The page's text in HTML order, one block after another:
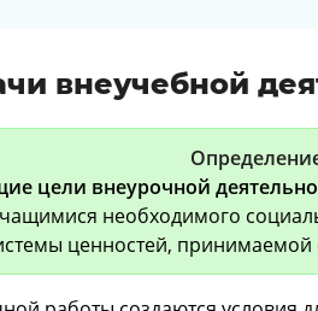
внеучебной
цели внеурочной
необходимого
ценностей,